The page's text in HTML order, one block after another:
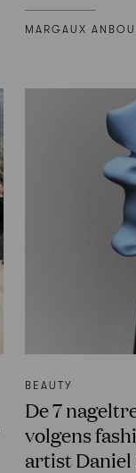
MARGAUX
BEAUTY
De 7
volgens
artist Daniel